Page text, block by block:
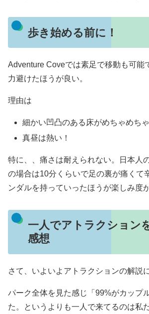
歩き始める前に！
Adventure Coveでは素足で移動も可能
力避けたほうが良い。
理由は
細かい凹凸のある床がめちゃめちゃ
真昼は熱い！
特に、、痛さは耐えられない。日本人
の場合は10分くらいで足の裏が痛くて
ンダルを持っていったほうが楽しみ度
一人でアトラクション
感想
さて、いよいよアトラクションの解説
パーク全体を見た感じ「99%がカップ
た。というよりも一人で来てるのは私